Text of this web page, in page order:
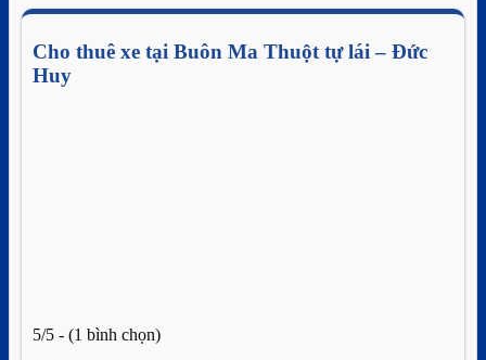
Cho thuê xe tại Buôn Ma Thuột tự lái – Đức
Huy
5/5 - (1 bình chọn)